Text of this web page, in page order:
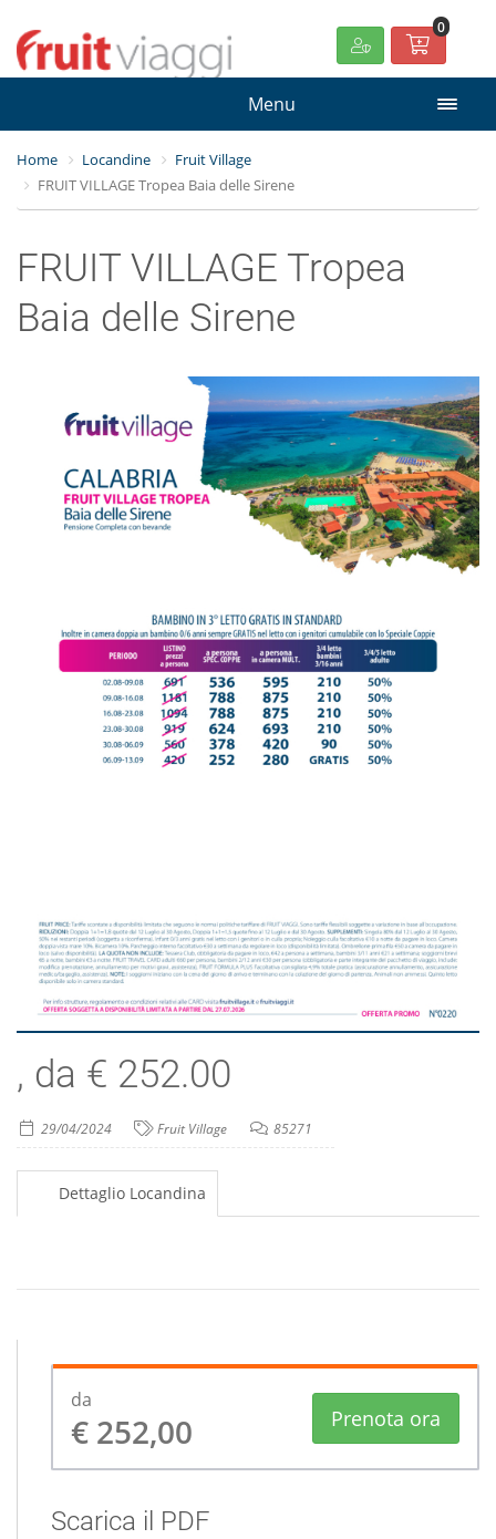
0
Menu
Home Locandine
Fruit Village
FRUIT VILLAGE Tropea Baia delle Sirene
FRUIT VILLAGE Tropea
Baia delle Sirene
, da € 252.00
29/04/2024 Fruit Village 85271
Dettaglio Locandina
da
€ 252,00 Prenota ora
Scarica il PDF